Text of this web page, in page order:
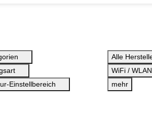
Alle
WiFi / WLAN
Einstellbereich mehr